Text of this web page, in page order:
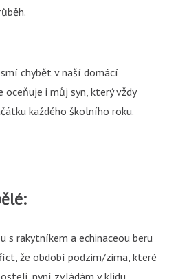
chybět v naší domácí
oceňuje i můj syn, který vždy
každého školního roku.
s rakytníkem a echinaceou beru
že období podzim/zima, které
nyní zvládám v klidu.